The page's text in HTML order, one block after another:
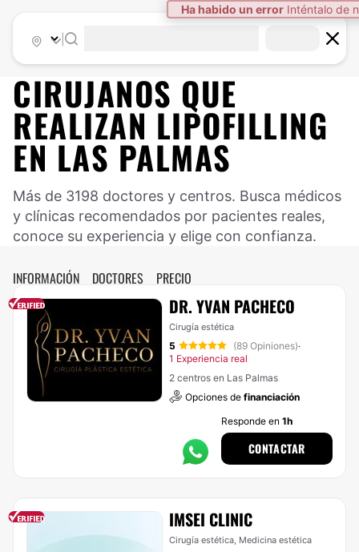
Ha habido un error Inténtalo de
CIRUJANOS QUE
REALIZAN LIPOFILLING
EN LAS PALMAS
Más de 3198 doctores y centros. Busca médicos
y clínicas recomendados por pacientes reales,
conoce su experiencia y elige con confianza.
INFORMACIÓN DOCTORES PRECIO
DR. YVAN PACHECO
Cirugía estética
5 (89 Opiniones)·
1 Experiencia real
2 centros en Las Palmas
Opciones de financiación
Responde en 1h
CONTACTAR
IMSEI CLINIC
Cirugía estética, Medicina estética